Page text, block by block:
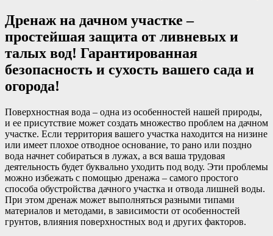
Дренаж на дачном участке –
простейшая защита от ливневых и
талых вод! Гарантированная
безопасность и сухость вашего сада и
огорода!
Поверхностная вода – одна из особенностей нашей природы,
и ее присутствие может создать множество проблем на дачном
участке. Если территория вашего участка находится на низине
или имеет плохое отводное основание, то рано или поздно
вода начнет собираться в лужах, а вся ваша трудовая
деятельность будет буквально уходить под воду. Эти проблемы
можно избежать с помощью дренажа – самого простого
способа обустройства дачного участка и отвода лишней воды.
При этом дренаж может выполняться разными типами
материалов и методами, в зависимости от особенностей
грунтов, влияния поверхностных вод и других факторов.